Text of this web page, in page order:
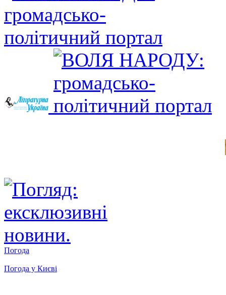
Погода
Погода у Києві